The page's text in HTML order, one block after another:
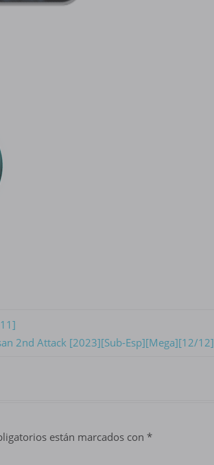
2nd Attack [2023][Sub-Esp][Mega][12/12]
están marcados con *